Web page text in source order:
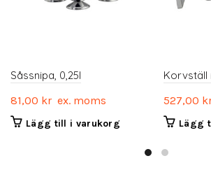
Såssnipa, 0,25l
81,00 kr ex. moms
Lägg till i varukorg
527,00
Lägg